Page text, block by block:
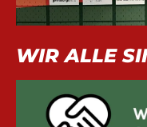
WIR ALLE